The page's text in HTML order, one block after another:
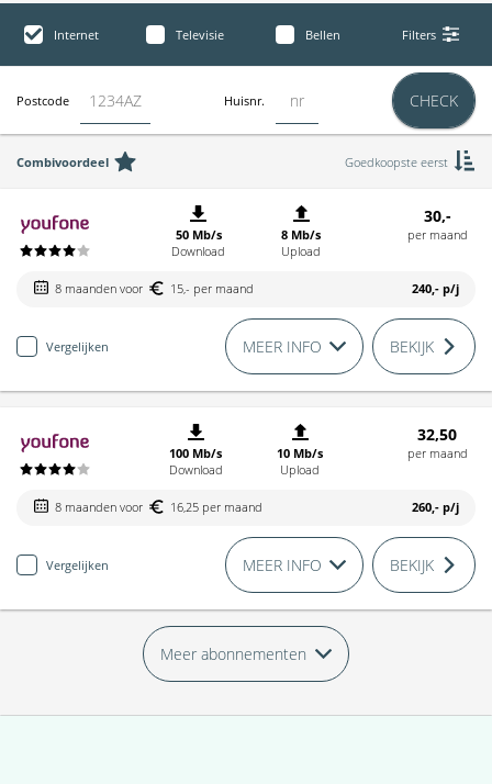
Internet Televisie Bellen Filters
Postcode Huisnr. CHECK
Combivoordeel Goedkoopste eerst
50 Mb/s
Download
8 Mb/s
Upload
30,-
per maand
8 maanden voor 15,- per maand 240,- p/j
Vergelijken MEER INFO BEKIJK
100 Mb/s
Download
10 Mb/s
Upload
32,50
per maand
8 maanden voor 16,25 per maand 260,- p/j
Vergelijken MEER INFO BEKIJK
Meer abonnementen